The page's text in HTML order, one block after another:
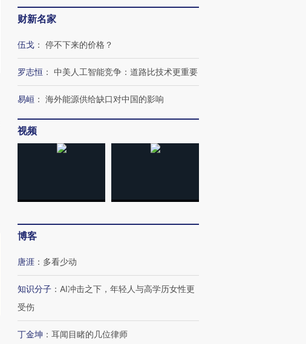
财新名家
伍戈 ： 停不下来的价格？
罗志恒 ： 中美人工智能竞争：道路比技术更重要
易峘 ： 海外能源供给缺口对中国的影响
视频
博客
唐涯 ： 多看少动
知识分子 ： AI冲击之下，年轻人与高学历女性更
受伤
丁金坤 ： 耳闻目睹的几位律师